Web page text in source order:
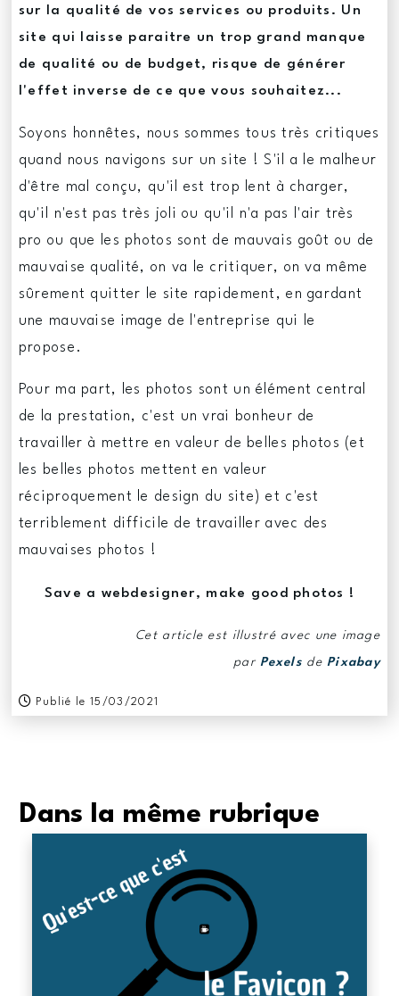
sur la qualité de vos services ou produits. Un
site qui laisse paraitre un trop grand manque
de qualité ou de budget, risque de générer
l'effet inverse de ce que vous souhaitez...
Soyons honnêtes, nous sommes tous très critiques
quand nous navigons sur un site ! S'il a le malheur
d'être mal conçu, qu'il est trop lent à charger,
qu'il n'est pas très joli ou qu'il n'a pas l'air très
pro ou que les photos sont de mauvais goût ou de
mauvaise qualité, on va le critiquer, on va même
sûrement quitter le site rapidement, en gardant
une mauvaise image de l'entreprise qui le
propose.
Pour ma part, les photos sont un élément central
de la prestation, c'est un vrai bonheur de
travailler à mettre en valeur de belles photos (et
les belles photos mettent en valeur
réciproquement le design du site) et c'est
terriblement difficile de travailler avec des
mauvaises photos !
Save a webdesigner, make good photos !
Cet article est illustré avec une image
par Pexelsde Pixabay
Publié le 15/03/2021
Dans la même rubrique